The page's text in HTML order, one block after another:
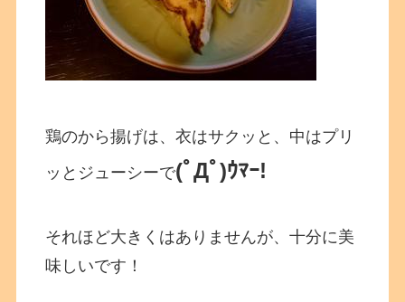
鶏のから揚げは、衣はサクッと、中はプリ
ッとジューシーで(ﾟДﾟ)ｳﾏｰ!
それほど大きくはありませんが、十分に美
味しいです！